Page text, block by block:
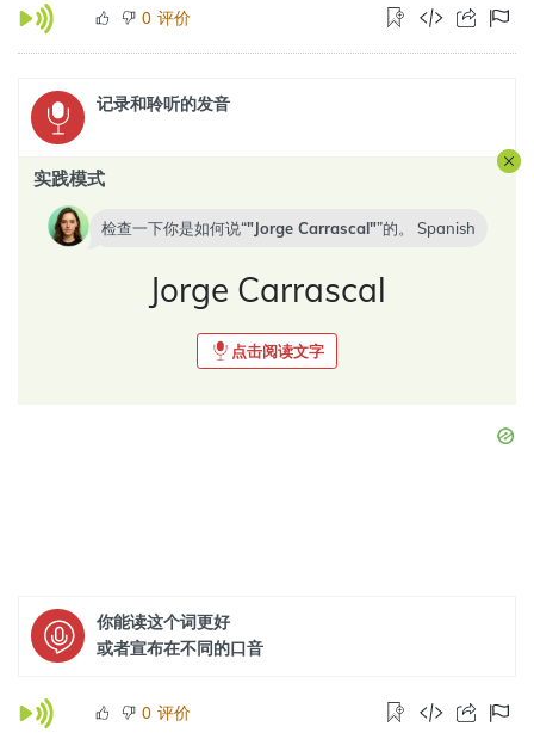
0 评价
记录和聆听的发音
实践模式
检查一下你是如何说“ Jorge Carrascal ”的。 Spanish
Jorge Carrascal
点击阅读文字
你能读这个词更好
或者宣布在不同的口音
0 评价